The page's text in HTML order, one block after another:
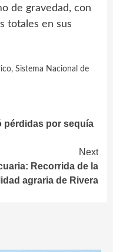
de gravedad, con
totales en sus
, Sistema Nacional de
pérdidas por sequía
Next
Recorrida de la
agraria de Rivera